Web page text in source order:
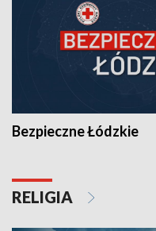
Bezpieczne Łódzkie
RELIGIA